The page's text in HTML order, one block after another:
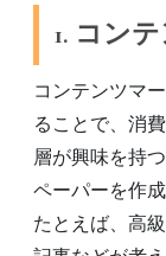
1. コン
コンテンツマ
ることで、消
層が興味を持
ペーパーを作
たとえば、高